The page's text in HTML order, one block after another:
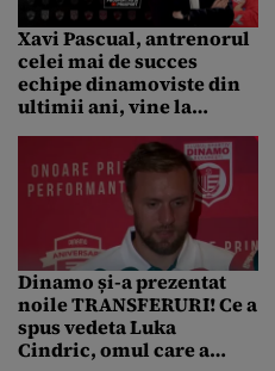
Xavi Pascual, antrenorul
celei mai de succes
echipe dinamoviste din
ultimii ani, vine la
miercuri, cu începere de
la ora 21
Dinamo și-a prezentat
noile TRANSFERURI! Ce a
spus vedeta Luka
Cindric, omul care a